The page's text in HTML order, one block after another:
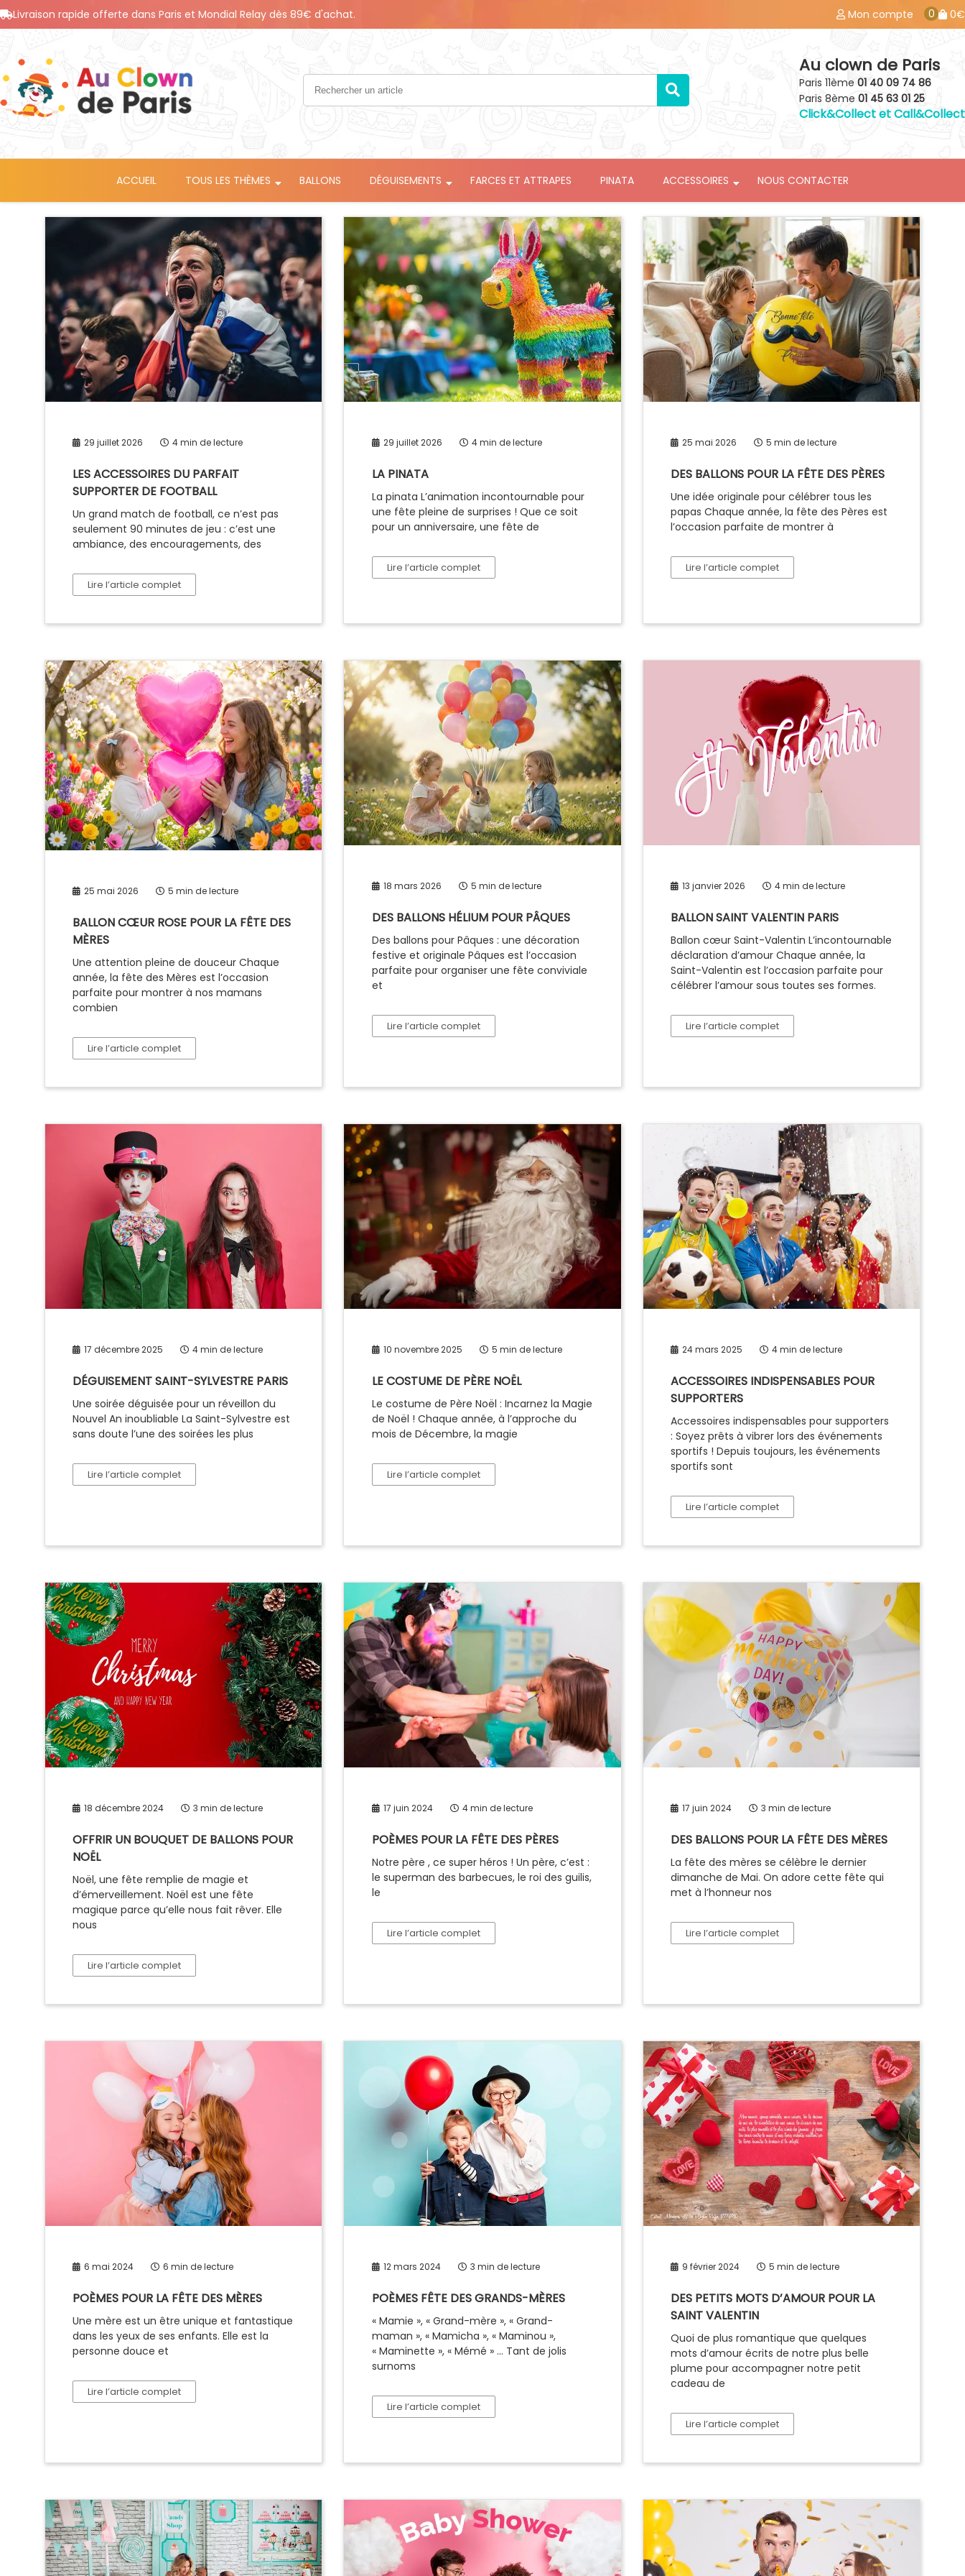
Livraison rapide offerte dans Paris et Mondial Relay dès 89€ d'achat. Mon compte 0 0€
Au clown de Paris
Paris 11ème 01 40 09 74 86
Paris 8ème 01 45 63 01 25
Click&Collect et Call&Collect
ACCUEIL TOUS LES THÈMES BALLONS DÉGUISEMENTS FARCES ET ATTRAPES PINATA ACCESSOIRES NOUS CONTACTER
29 juillet 2026 4 min de lecture
LES ACCESSOIRES DU PARFAIT
SUPPORTER DE FOOTBALL
Un grand match de football, ce n’est pas
seulement 90 minutes de jeu : c’est une
ambiance, des encouragements, des
Lire l’article complet
29 juillet 2026 4 min de lecture
LA PINATA
La pinata L’animation incontournable pour
une fête pleine de surprises ! Que ce soit
pour un anniversaire, une fête de
Lire l’article complet
25 mai 2026 5 min de lecture
DES BALLONS POUR LA FÊTE DES PÈRES
Une idée originale pour célébrer tous les
papas Chaque année, la fête des Pères est
l’occasion parfaite de montrer à
Lire l’article complet
25 mai 2026 5 min de lecture
BALLON CŒUR ROSE POUR LA FÊTE DES
MÈRES
Une attention pleine de douceur Chaque
année, la fête des Mères est l’occasion
parfaite pour montrer à nos mamans
combien
Lire l’article complet
18 mars 2026 5 min de lecture
DES BALLONS HÉLIUM POUR PÂQUES
Des ballons pour Pâques : une décoration
festive et originale Pâques est l’occasion
parfaite pour organiser une fête conviviale
et
Lire l’article complet
13 janvier 2026 4 min de lecture
BALLON SAINT VALENTIN PARIS
Ballon cœur Saint-Valentin L’incontournable
déclaration d’amour Chaque année, la
Saint-Valentin est l’occasion parfaite pour
célébrer l’amour sous toutes ses formes.
Lire l’article complet
17 décembre 2025 4 min de lecture
DÉGUISEMENT SAINT-SYLVESTRE PARIS
Une soirée déguisée pour un réveillon du
Nouvel An inoubliable La Saint-Sylvestre est
sans doute l’une des soirées les plus
Lire l’article complet
10 novembre 2025 5 min de lecture
LE COSTUME DE PÈRE NOËL
Le costume de Père Noël : Incarnez la Magie
de Noël ! Chaque année, à l’approche du
mois de Décembre, la magie
Lire l’article complet
24 mars 2025 4 min de lecture
ACCESSOIRES INDISPENSABLES POUR
SUPPORTERS
Accessoires indispensables pour supporters
: Soyez prêts à vibrer lors des événements
sportifs ! Depuis toujours, les événements
sportifs sont
Lire l’article complet
18 décembre 2024 3 min de lecture
OFFRIR UN BOUQUET DE BALLONS POUR
NOËL
Noël, une fête remplie de magie et
d’émerveillement. Noël est une fête
magique parce qu’elle nous fait rêver. Elle
nous
Lire l’article complet
17 juin 2024 4 min de lecture
POÈMES POUR LA FÊTE DES PÈRES
Notre père , ce super héros ! Un père, c’est :
le superman des barbecues, le roi des guilis,
le
Lire l’article complet
17 juin 2024 3 min de lecture
DES BALLONS POUR LA FÊTE DES MÈRES
La fête des mères se célèbre le dernier
dimanche de Mai. On adore cette fête qui
met à l’honneur nos
Lire l’article complet
6 mai 2024 6 min de lecture
POÈMES POUR LA FÊTE DES MÈRES
Une mère est un être unique et fantastique
dans les yeux de ses enfants. Elle est la
personne douce et
Lire l’article complet
12 mars 2024 3 min de lecture
POÈMES FÊTE DES GRANDS-MÈRES
« Mamie », « Grand-mère », « Grand-
maman », « Mamicha », « Maminou »,
« Maminette », « Mémé » … Tant de jolis
surnoms
Lire l’article complet
9 février 2024 5 min de lecture
DES PETITS MOTS D’AMOUR POUR LA
SAINT VALENTIN
Quoi de plus romantique que quelques
mots d’amour écrits de notre plus belle
plume pour accompagner notre petit
cadeau de
Lire l’article complet